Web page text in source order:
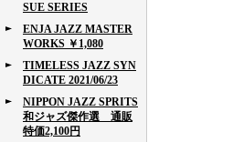
SUE SERIES
ENJA JAZZ MASTER
WORKS ￥1,080
TIMELESS JAZZ SYN
DICATE 2021/06/23
NIPPON JAZZ SPRITS
和ジャズ傑作選 通販
特価2,100円